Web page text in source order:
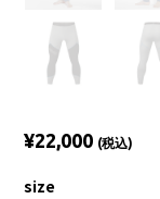
¥22,000 (税込)
size